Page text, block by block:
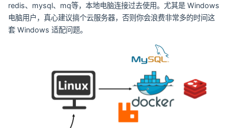
redis、mysql、mq等，本地电脑连接过去使用。尤其是 Windows
电脑用户，真心建议搞个云服务器，否则你会浪费非常多的时间这
套 Windows 适配问题。